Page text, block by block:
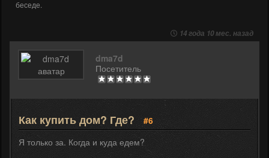
беседе.
14 года 10 мес. назад
dma7d
Посетитель
Как купить дом? Где?
#6
Я только за. Когда и куда едем?